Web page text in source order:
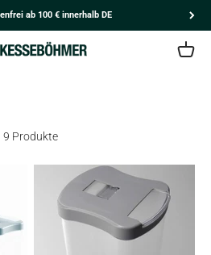
ab 100 € innerhalb DE
Kesseböhmer
9 Produkte